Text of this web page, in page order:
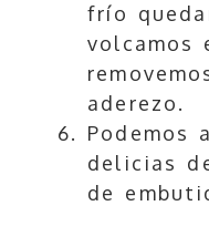
frío
volcamos
aderezo.
Podemos
delicias
de